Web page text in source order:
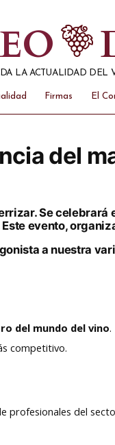
LA ACTUALIDAD DEL
Firmas El
del
Se
Este evento,
a nuestra
del mundo del vino
competitivo.
profesionales del